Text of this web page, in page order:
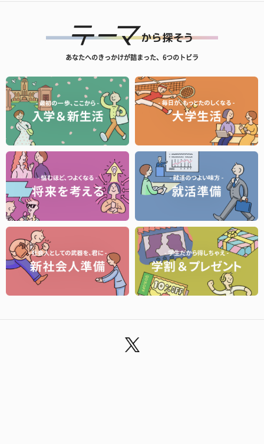
あなたへのきっかけが詰まった、6つのトビラ